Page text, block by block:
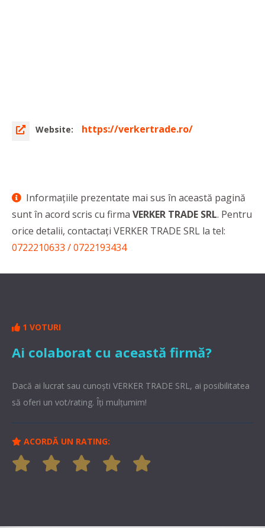
Website: https://verkertrade.ro/
Informaţiile prezentate mai sus în această pagină
sunt în acord scris cu firma VERKER TRADE SRL. Pentru
orice detalii, contactaţi VERKER TRADE SRL la tel:
0722210633 / 0722193434
1 VOTURI
Ai colaborat cu această firmă?
Dacă ai lucrat sau cunoşti VERKER TRADE SRL, ai posibilitatea
să oferi un vot/rating. Îți mulțumim!
ACORDĂ UN RATING: